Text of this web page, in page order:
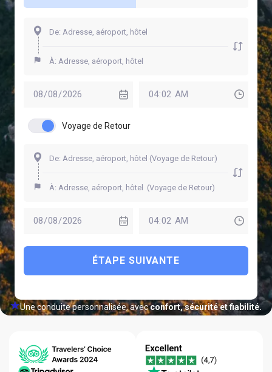
Voyage de Retour
ÉTAPE SUIVANTE
Une conduite personnalisée, avecconfort, sécurité et fiabilité.
en Ligne
24/7
Garantie du
Meilleur Prix
Fiabilité